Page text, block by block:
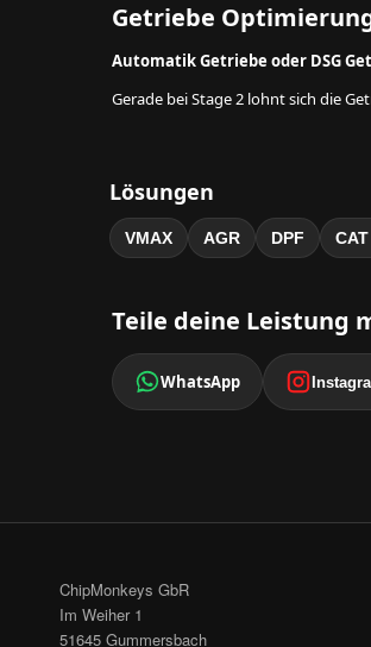
Getriebe
Automatik Getriebe oder DSG
Gerade bei Stage 2 lohnt sich die
Lösungen
VMAX AGR DPF
Teile deine Leistung
WhatsApp
ChipMonkeys GbR
Im Weiher 1
51645 Gummersbach